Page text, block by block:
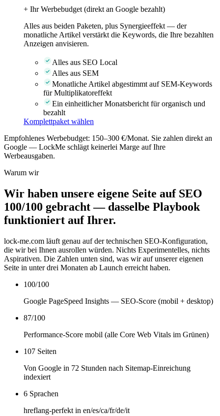
+ Ihr Werbebudget (direkt an Google bezahlt)
Alles aus beiden Paketen, plus Synergieeffekt — der
monatliche Artikel verstärkt die Keywords, die Ihre bezahlten
Anzeigen anvisieren.
Alles aus SEO Local
Alles aus SEM
Monatliche Artikel abgestimmt auf SEM-Keywords
für Multiplikatoreffekt
Ein einheitlicher Monatsbericht für organisch und
bezahlt
Komplettpaket wählen
Empfohlenes Werbebudget: 150–300 €/Monat. Sie zahlen direkt an
Google — LockMe schlägt keinerlei Marge auf Ihre
Werbeausgaben.
Warum wir
Wir haben unsere eigene Seite auf SEO
100/100 gebracht — dasselbe Playbook
funktioniert auf Ihrer.
lock-me.com läuft genau auf der technischen SEO-Konfiguration,
die wir bei Ihnen ausrollen würden. Nichts Experimentelles, nichts
Aspirativen. Die Zahlen unten sind, was wir auf unserer eigenen
Seite in unter drei Monaten ab Launch erreicht haben.
100/100
Google PageSpeed Insights — SEO-Score (mobil + desktop)
87/100
Performance-Score mobil (alle Core Web Vitals im Grünen)
107 Seiten
Von Google in 72 Stunden nach Sitemap-Einreichung
indexiert
6 Sprachen
hreflang-perfekt in en/es/ca/fr/de/it